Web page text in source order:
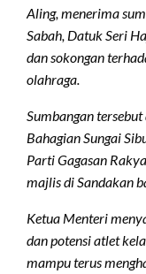
Aling, menerima
Sabah, Datuk Seri
dan sokongan
olahraga.
Sumbangan
Bahagian Sungai
Parti Gagasan
majlis di Sandakan
Ketua Menteri
dan potensi atlet
mampu terus